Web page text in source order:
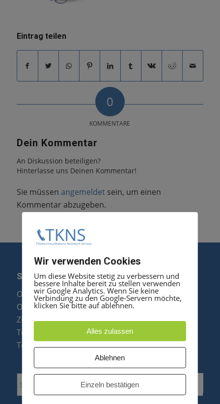
Eintrag teilen
0
KOMMENTARE
Dein Kommentar
An Diskussion beteiligen?
Hinterlasse uns Deinen Kommentar!
Sie müssen angemeldet sein, um einen
Kommentar abzugeben.
SERVICE
Optipoint Display Reparatur
Octophon F Display Reparatur
Zubehör & Ersatzteile
Telefonanlagen Optimierung
Telefonanlagen Erweiterung
Wir verwenden Cookies
Um diese Website stetig zu verbessern und
bessere Inhalte bereit zu stellen verwenden
wir Google Analytics. Wenn Sie keine
Verbindung zu den Google-Servern möchte,
klicken Sie bitte auf ablehnen.
Alles zulassen
Ablehnen
Einzeln bestätigen